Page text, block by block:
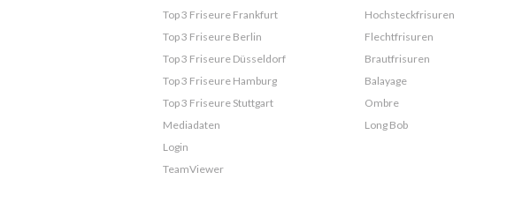
Top 3 Friseure Frankfurt
Top 3 Friseure Berlin
Top 3 Friseure Düsseldorf
Top 3 Friseure Hamburg
Top 3 Friseure Stuttgart
Mediadaten
Login
TeamViewer
Hochsteckfrisuren
Flechtfrisuren
Brautfrisuren
Balayage
Ombre
Long Bob